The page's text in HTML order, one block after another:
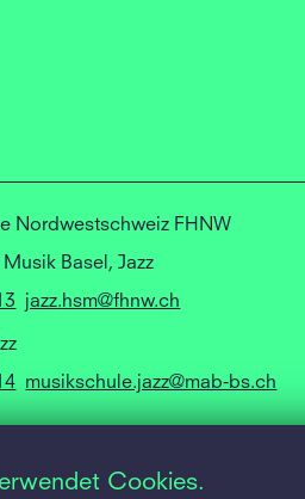
Nordwestschweiz FHNW
Basel, Jazz
jazz.hsm@fhnw.ch
musikschule.jazz@mab-bs.ch
Cookies.